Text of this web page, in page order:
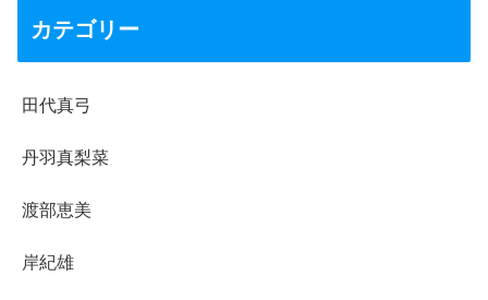
カテゴリー
田代真弓
丹羽真梨菜
渡部恵美
岸紀雄